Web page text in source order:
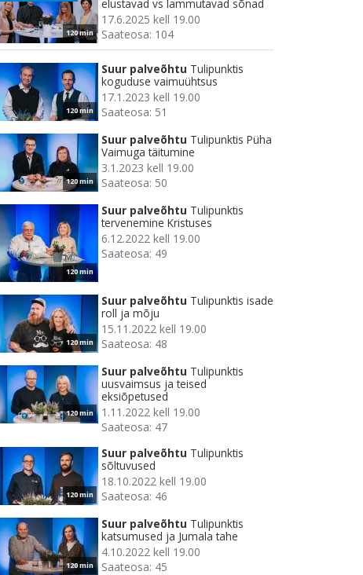
120 min
elustavad vs lammutavad sõnad
17.6.2025 kell 19.00
Saateosa: 104
120 min
Suur palveõhtu Tulipunktis
koguduse vaimuühtsus
17.1.2023 kell 19.00
Saateosa: 51
120 min
Suur palveõhtu Tulipunktis Püha
Vaimuga täitumine
3.1.2023 kell 19.00
Saateosa: 50
120 min
Suur palveõhtu Tulipunktis
tervenemine Kristuses
6.12.2022 kell 19.00
Saateosa: 49
120 min
Suur palveõhtu Tulipunktis isade
roll ja mõju
15.11.2022 kell 19.00
Saateosa: 48
120 min
Suur palveõhtu Tulipunktis
uusvaimsus ja teised
eksiõpetused
1.11.2022 kell 19.00
Saateosa: 47
120 min
Suur palveõhtu Tulipunktis
sõltuvused
18.10.2022 kell 19.00
Saateosa: 46
120 min
Suur palveõhtu Tulipunktis
katsumused ja Jumala tahe
4.10.2022 kell 19.00
Saateosa: 45